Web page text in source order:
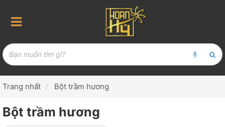
Trang nhất Bột trầm hương
Bột trầm hương